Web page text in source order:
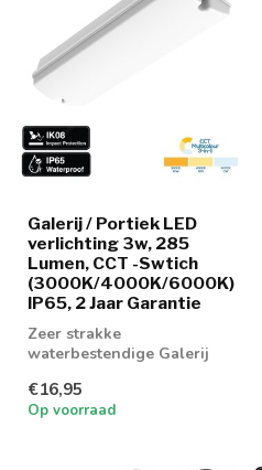
Galerij / Portiek LED
verlichting 3w, 285
Lumen, CCT -Swtich
(3000K/4000K/6000K)
IP65, 2 Jaar Garantie
Zeer strakke
waterbestendige Galerij
3000K, 4000k en 6000...
€16,95
Op voorraad